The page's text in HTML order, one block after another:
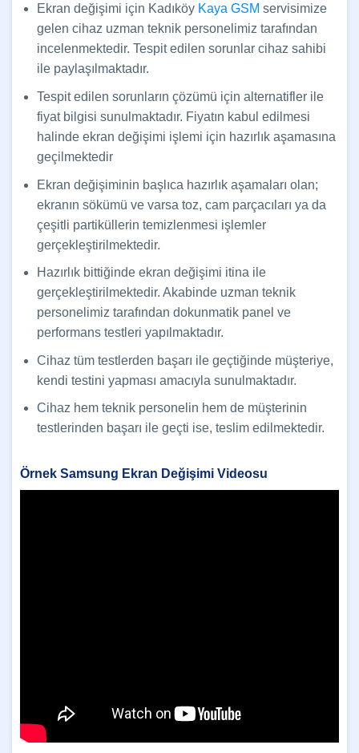
Ekran değişimi için Kadıköy Kaya GSM servisimize
gelen cihaz uzman teknik personelimiz tarafından
incelenmektedir. Tespit edilen sorunlar cihaz sahibi
ile paylaşılmaktadır.
Tespit edilen sorunların çözümü için alternatifler ile
fiyat bilgisi sunulmaktadır. Fiyatın kabul edilmesi
halinde ekran değişimi işlemi için hazırlık aşamasına
geçilmektedir
Ekran değişiminin başlıca hazırlık aşamaları olan;
ekranın sökümü ve varsa toz, cam parçacıları ya da
çeşitli partiküllerin temizlenmesi işlemler
gerçekleştirilmektedir.
Hazırlık bittiğinde ekran değişimi itina ile
gerçekleştirilmektedir. Akabinde uzman teknik
personelimiz tarafından dokunmatik panel ve
performans testleri yapılmaktadır.
Cihaz tüm testlerden başarı ile geçtiğinde müşteriye,
kendi testini yapması amacıyla sunulmaktadır.
Cihaz hem teknik personelin hem de müşterinin
testlerinden başarı ile geçti ise, teslim edilmektedir.
Örnek Samsung Ekran Değişimi Videosu